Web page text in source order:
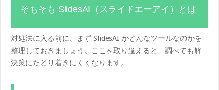
そもそも SlidesAI（スライドエーアイ）とは
対処法に入る前に、まず SlidesAI がどんなツールなのかを
整理しておきましょう。ここを取り違えると、調べても解
決策にたどり着きにくくなります。